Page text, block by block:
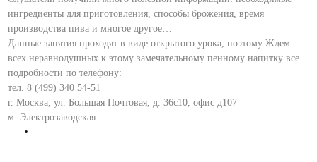
ингредиенты для приготовления, способы брожения, время
производства пива и многое другое…
Данные занятия проходят в виде открытого урока, поэтому Ждем
всех неравнодушных к этому замечательному пенному напитку все
подробности по телефону:
тел. 8 (499) 340 54-51
г. Москва, ул. Большая Почтовая, д. 36с10, офис д107
м. Электрозаводская